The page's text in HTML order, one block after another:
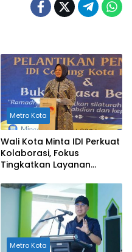
Metro Kota
Wali Kota Minta IDI Perkuat
Kolaborasi, Fokus
Tingkatkan Layanan
Metro Kota